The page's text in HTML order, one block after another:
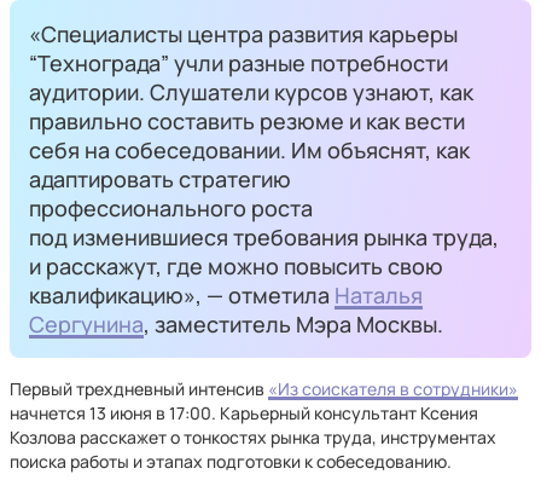
«Специалисты центра развития карьеры
“Технограда” учли разные потребности
аудитории. Слушатели курсов узнают, как
правильно составить резюме и как вести
себя на собеседовании. Им объяснят, как
адаптировать стратегию
профессионального роста
под изменившиеся требования рынка труда,
и расскажут, где можно повысить свою
квалификацию», — отметила Наталья
Сергунина, заместитель Мэра Москвы.
Первый трехдневный интенсив «Из соискателя в сотрудники»
начнется 13 июня в 17:00. Карьерный консультант Ксения
Козлова расскажет о тонкостях рынка труда, инструментах
поиска работы и этапах подготовки к собеседованию.